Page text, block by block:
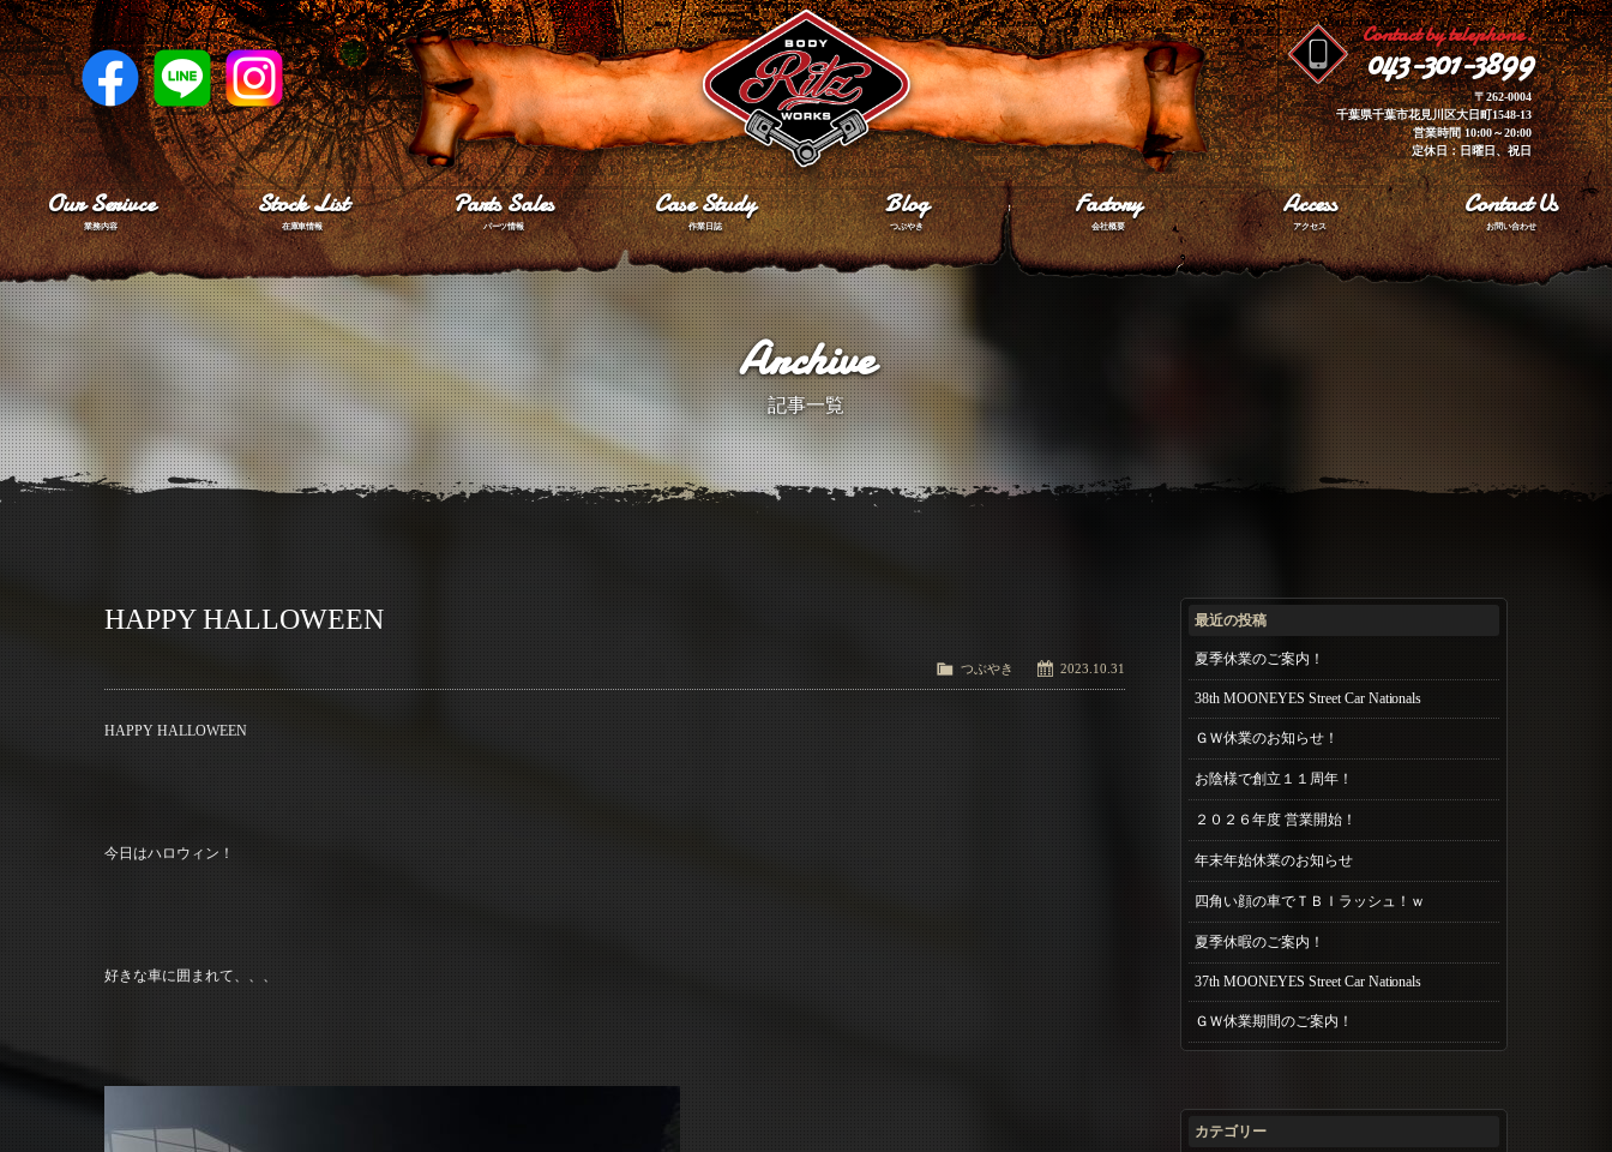
Contact by telephone.
043-301-3899
〒262-0004
千葉県千葉市花見川区大日町1548-13
営業時間 10:00～20:00
定休日：日曜日、祝日
Our Serivce
業務内容
Stock List
在庫車情報
Parts Sales
パーツ情報
Case Study
作業日誌
Blog
つぶやき
Factory
会社概要
Access
アクセス
Contact Us
お問い合わせ
Archive
記事一覧
HAPPY HALLOWEEN
2023.10.31
つぶやき
HAPPY HALLOWEEN
今日はハロウィン！
好きな車に囲まれて、、、
最近の投稿
夏季休業のご案内！
38th MOONEYES Street Car Nationals
ＧＷ休業のお知らせ！
お陰様で創立１１周年！
２０２６年度 営業開始！
年末年始休業のお知らせ
四角い顔の車でＴＢＩラッシュ！ｗ
夏季休暇のご案内！
37th MOONEYES Street Car Nationals
ＧＷ休業期間のご案内！
カテゴリー